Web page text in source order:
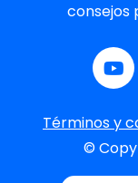
consejos
Términos y
©